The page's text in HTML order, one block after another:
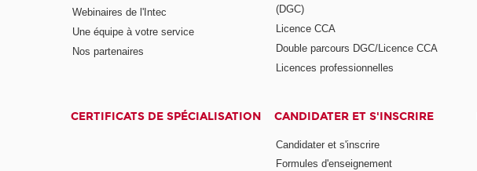
Webinaires de l'Intec
Une équipe à votre service
Nos partenaires
(DGC)
Licence CCA
Double parcours DGC/Licence CCA
Licences professionnelles
CERTIFICATS DE SPÉCIALISATION CANDIDATER ET S'INSCRIRE
Candidater et s'inscrire
Formules d'enseignement